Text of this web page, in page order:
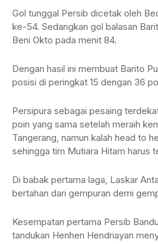
Gol tunggal Persib dicetak oleh
ke-54. Sedangkan gol balasan
Beni Okto pada menit 84.
Dengan hasil ini membuat Barito
posisi di peringkat 15 dengan 36
Persipura sebagai pesaing
poin yang sama setelah meraih
Tangerang, namun kalah head to
sehingga tim Mutiara Hitam harus
Di babak pertama laga, Laskar
bertahan dari gempuran demi
Kesempatan pertama Persib
tandukan Henhen Hendriayan